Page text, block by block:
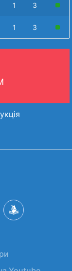
1 3
1 3